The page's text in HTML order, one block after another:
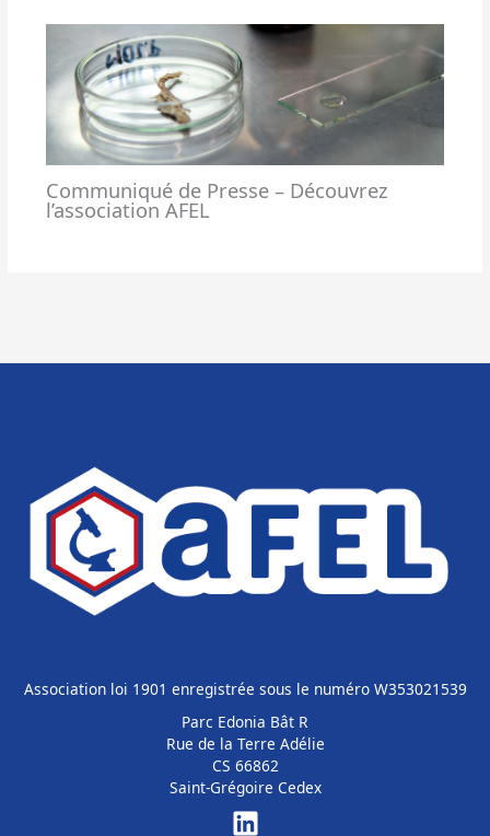
Communiqué de Presse – Découvrez
l’association AFEL
Association loi 1901 enregistrée sous le numéro W353021539
Parc Edonia Bât R
Rue de la Terre Adélie
CS 66862
Saint-Grégoire Cedex